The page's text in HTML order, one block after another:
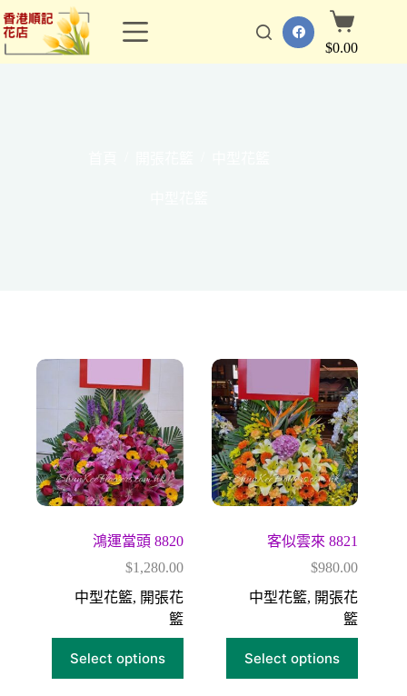
跳
至
主
購
物
車
$0.00
鴻運當頭 8820
$1,280.00
中型花籃, 開張花
籃
Select options
客似雲來 8821
$980.00
中型花籃, 開張花
籃
Select options